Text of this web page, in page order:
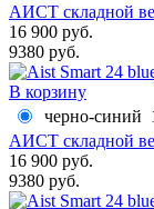
АИСТ складной
16 900 руб.
9380 руб.
В корзину
черно-синий
АИСТ складной
16 900 руб.
9380 руб.